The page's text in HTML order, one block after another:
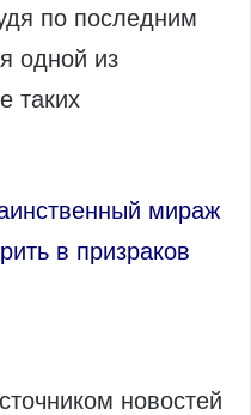
по последним
одной из
таких
мираж
в призраков
новостей